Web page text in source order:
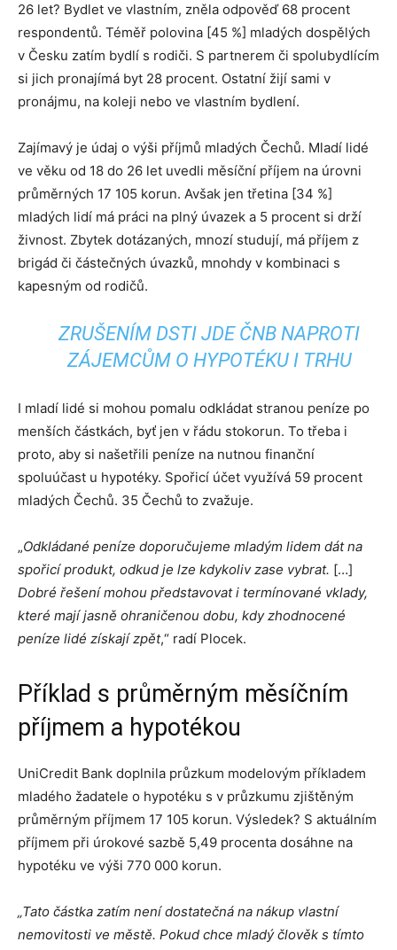
26 let? Bydlet ve vlastním, zněla odpověď 68 procent
respondentů. Téměř polovina [45 %] mladých dospělých
v Česku zatím bydlí s rodiči. S partnerem či spolubydlícím
si jich pronajímá byt 28 procent. Ostatní žijí sami v
pronájmu, na koleji nebo ve vlastním bydlení.
Zajímavý je údaj o výši příjmů mladých Čechů. Mladí lidé
ve věku od 18 do 26 let uvedli měsíční příjem na úrovni
průměrných 17 105 korun. Avšak jen třetina [34 %]
mladých lidí má práci na plný úvazek a 5 procent si drží
živnost. Zbytek dotázaných, mnozí studují, má příjem z
brigád či částečných úvazků, mnohdy v kombinaci s
kapesným od rodičů.
ZRUŠENÍM DSTI JDE ČNB NAPROTI
ZÁJEMCŮM O HYPOTÉKU I TRHU
I mladí lidé si mohou pomalu odkládat stranou peníze po
menších částkách, byť jen v řádu stokorun. To třeba i
proto, aby si našetřili peníze na nutnou finanční
spoluúčast u hypotéky. Spořicí účet využívá 59 procent
mladých Čechů. 35 Čechů to zvažuje.
„Odkládané peníze doporučujeme mladým lidem dát na
spořicí produkt, odkud je lze kdykoliv zase vybrat. […]
Dobré řešení mohou představovat i termínované vklady,
které mají jasně ohraničenou dobu, kdy zhodnocené
peníze lidé získají zpět,“ radí Plocek.
Příklad s průměrným měsíčním
příjmem a hypotékou
UniCredit Bank doplnila průzkum modelovým příkladem
mladého žadatele o hypotéku s v průzkumu zjištěným
průměrným příjmem 17 105 korun. Výsledek? S aktuálním
příjmem při úrokové sazbě 5,49 procenta dosáhne na
hypotéku ve výši 770 000 korun.
„Tato částka zatím není dostatečná na nákup vlastní
nemovitosti ve městě. Pokud chce mladý člověk s tímto